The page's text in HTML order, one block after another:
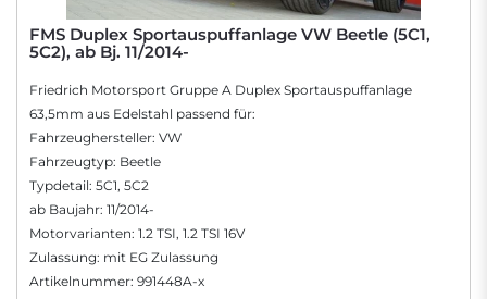
FMS Duplex Sportauspuffanlage VW Beetle (5C1,
5C2), ab Bj. 11/2014-
Friedrich Motorsport Gruppe A Duplex Sportauspuffanlage
63,5mm aus Edelstahl passend für:
Fahrzeughersteller: VW
Fahrzeugtyp: Beetle
Typdetail: 5C1, 5C2
ab Baujahr: 11/2014-
Motorvarianten: 1.2 TSI, 1.2 TSI 16V
Zulassung: mit EG Zulassung
Artikelnummer: 991448A-x